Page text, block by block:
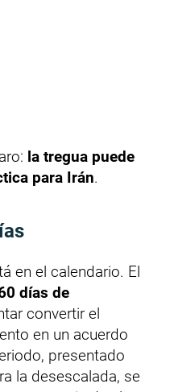
la tregua puede
para Irán.
en el calendario. El
días de
convertir el
en un acuerdo
presentado
la desescalada, se